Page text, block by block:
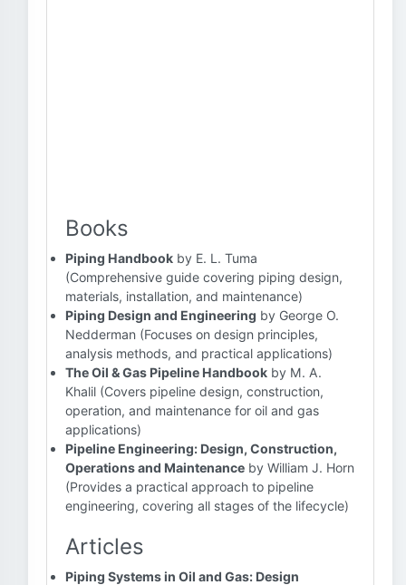
Books
Piping Handbook by E. L. Tuma
(Comprehensive guide covering piping design,
materials, installation, and maintenance)
Piping Design and Engineering by George O.
Nedderman (Focuses on design principles,
analysis methods, and practical applications)
The Oil & Gas Pipeline Handbook by M. A.
Khalil (Covers pipeline design, construction,
operation, and maintenance for oil and gas
applications)
Pipeline Engineering: Design, Construction,
Operations and Maintenance by William J. Horn
(Provides a practical approach to pipeline
engineering, covering all stages of the lifecycle)
Articles
Piping Systems in Oil and Gas: Design